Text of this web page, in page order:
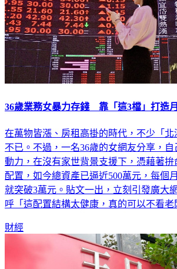
36歲業務女暴力存錢 靠「這3檔」打造
在萬物皆漲、房租高掛的時代，不少「
不已。不過，一名36歲的女網友分享，
動力，在沒有家世背景支援下，憑藉著
配置，如今總資產已逼近500萬元，每個
就突破3萬元。貼文一出，立刻引發廣大
呼「這配置結構太健康，真的可以不看老
財經